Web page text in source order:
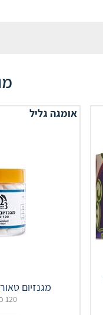
אומגה גליל
מגנזיום
120 כמוסות